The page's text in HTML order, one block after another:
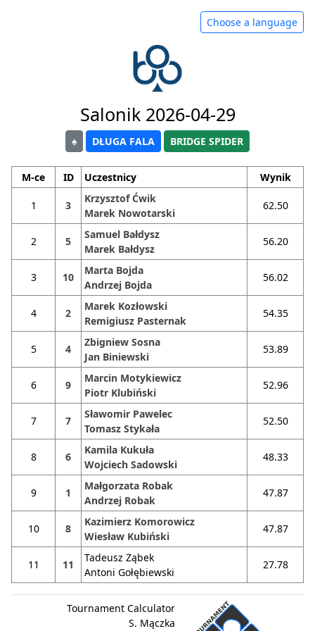
Choose a language
Salonik 2026-04-29
♠ DŁUGA FALA BRIDGE SPIDER
M-ce ID Uczestnicy Wynik
1 3
Krzysztof Ćwik
Marek Nowotarski
62.50
2 5
Samuel Bałdysz
Marek Bałdysz
56.20
3 10
Marta Bojda
Andrzej Bojda
56.02
4 2
Marek Kozłowski
Remigiusz Pasternak
54.35
5 4
Zbigniew Sosna
Jan Biniewski
53.89
6 9
Marcin Motykiewicz
Piotr Klubiński
52.96
7 7
Sławomir Pawelec
Tomasz Stykała
52.50
8 6
Kamila Kukuła
Wojciech Sadowski
48.33
9 1
Małgorzata Robak
Andrzej Robak
47.87
10 8
Kazimierz Komorowicz
Wiesław Kubiński
47.87
11 11
Tadeusz Ząbek
Antoni Gołębiewski
27.78
Tournament Calculator
S. Mączka